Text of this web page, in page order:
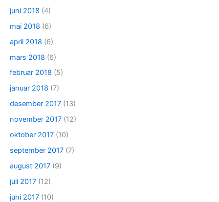
juni 2018 (4)
mai 2018 (6)
april 2018 (6)
mars 2018 (6)
februar 2018 (5)
januar 2018 (7)
desember 2017 (13)
november 2017 (12)
oktober 2017 (10)
september 2017 (7)
august 2017 (9)
juli 2017 (12)
juni 2017 (10)